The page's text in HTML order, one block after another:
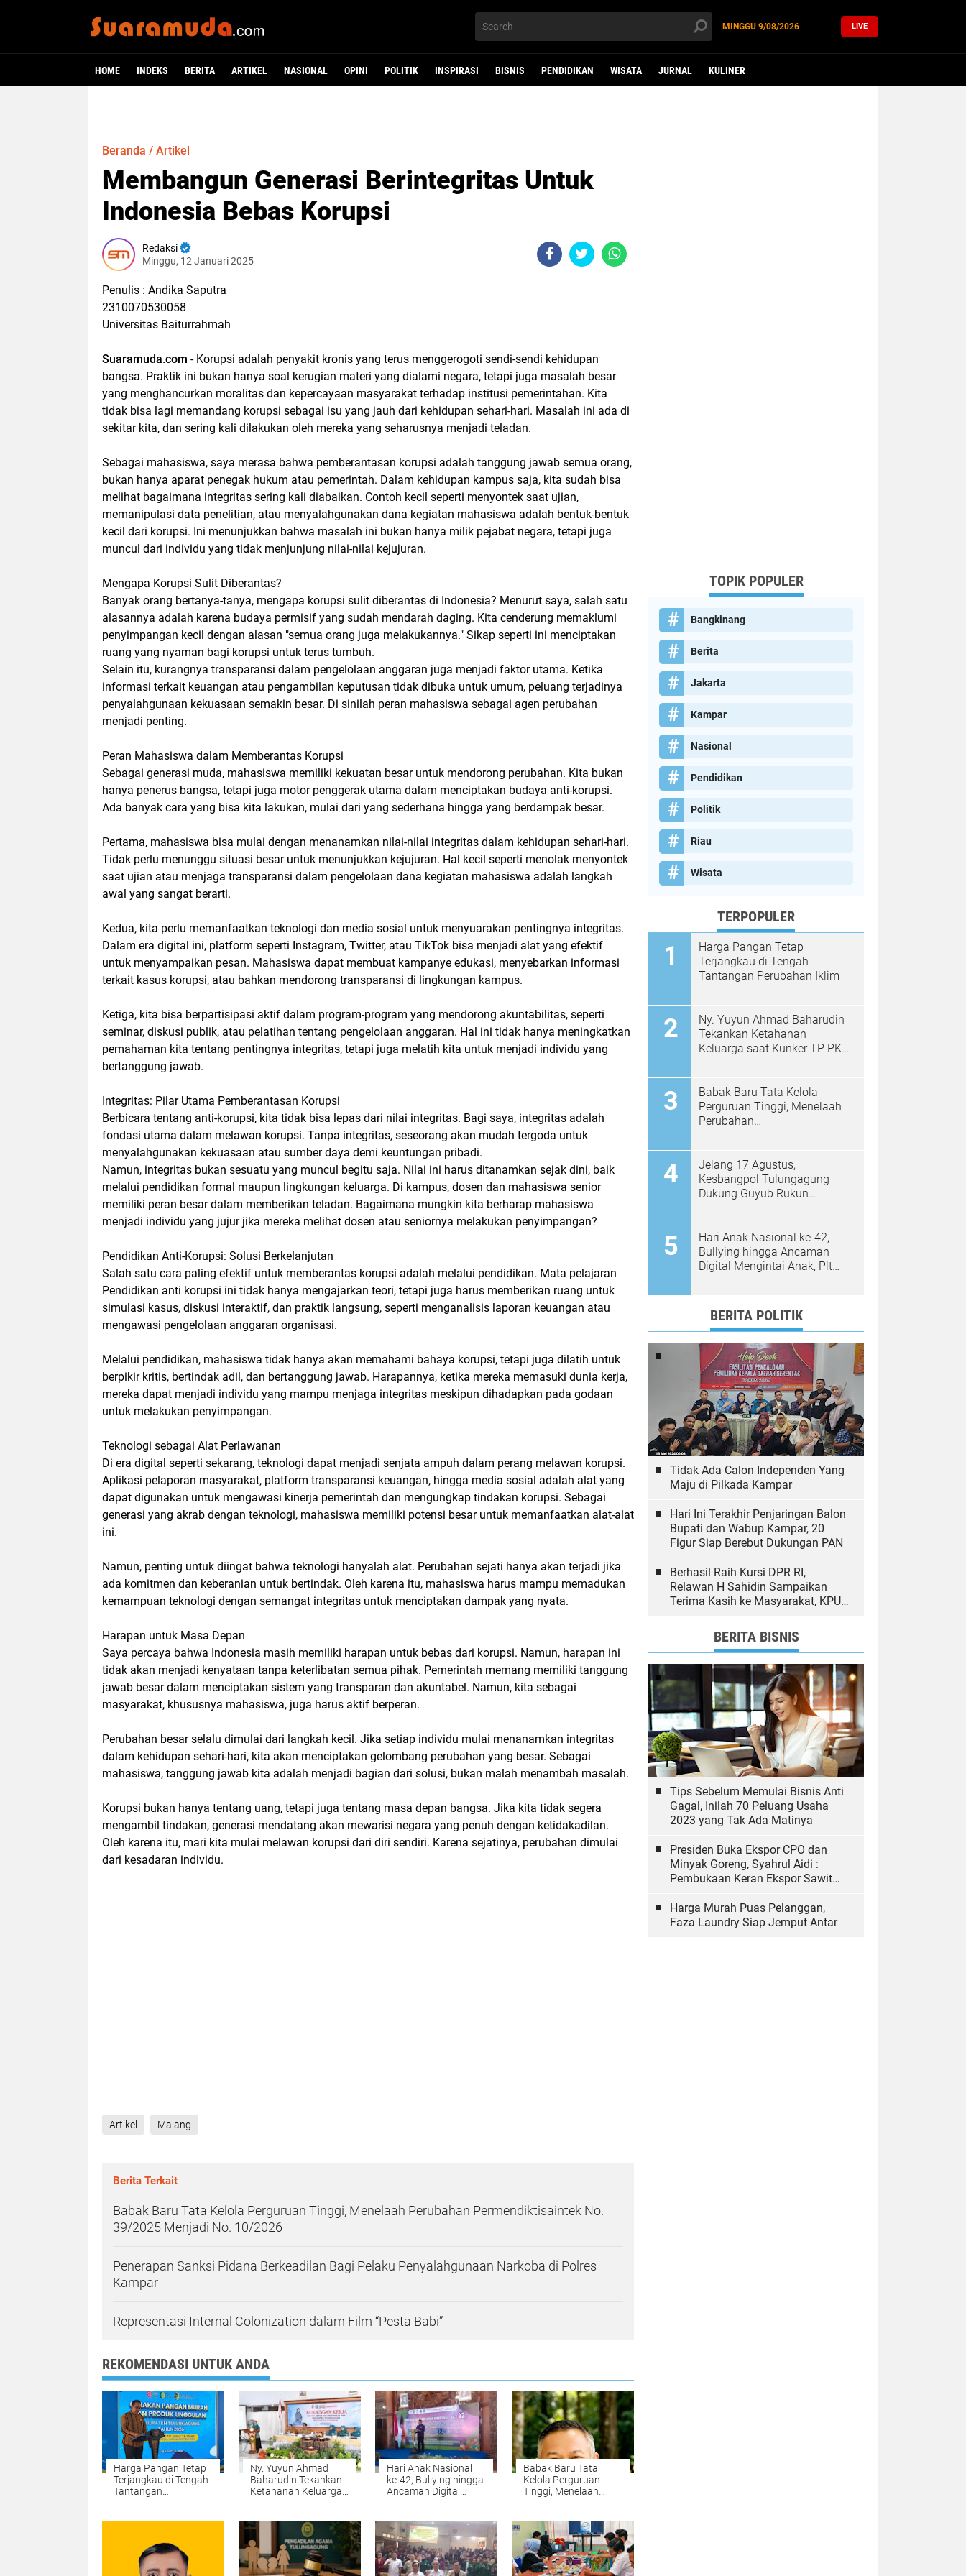
MINGGU 9/08/2026 LIVE
HOME INDEKS BERITA ARTIKEL NASIONAL OPINI POLITIK INSPIRASI BISNIS PENDIDIKAN WISATA JURNAL KULINER
Beranda / Artikel
Membangun Generasi Berintegritas Untuk
Indonesia Bebas Korupsi
Redaksi
Minggu, 12 Januari 2025
Penulis : Andika Saputra
2310070530058
Universitas Baiturrahmah
Suaramuda.com - Korupsi adalah penyakit kronis yang terus menggerogoti sendi-sendi kehidupan
bangsa. Praktik ini bukan hanya soal kerugian materi yang dialami negara, tetapi juga masalah besar
yang menghancurkan moralitas dan kepercayaan masyarakat terhadap institusi pemerintahan. Kita
tidak bisa lagi memandang korupsi sebagai isu yang jauh dari kehidupan sehari-hari. Masalah ini ada di
sekitar kita, dan sering kali dilakukan oleh mereka yang seharusnya menjadi teladan.
Sebagai mahasiswa, saya merasa bahwa pemberantasan korupsi adalah tanggung jawab semua orang,
bukan hanya aparat penegak hukum atau pemerintah. Dalam kehidupan kampus saja, kita sudah bisa
melihat bagaimana integritas sering kali diabaikan. Contoh kecil seperti menyontek saat ujian,
memanipulasi data penelitian, atau menyalahgunakan dana kegiatan mahasiswa adalah bentuk-bentuk
kecil dari korupsi. Ini menunjukkan bahwa masalah ini bukan hanya milik pejabat negara, tetapi juga
muncul dari individu yang tidak menjunjung nilai-nilai kejujuran.
Mengapa Korupsi Sulit Diberantas?
Banyak orang bertanya-tanya, mengapa korupsi sulit diberantas di Indonesia? Menurut saya, salah satu
alasannya adalah karena budaya permisif yang sudah mendarah daging. Kita cenderung memaklumi
penyimpangan kecil dengan alasan "semua orang juga melakukannya." Sikap seperti ini menciptakan
ruang yang nyaman bagi korupsi untuk terus tumbuh.
Selain itu, kurangnya transparansi dalam pengelolaan anggaran juga menjadi faktor utama. Ketika
informasi terkait keuangan atau pengambilan keputusan tidak dibuka untuk umum, peluang terjadinya
penyalahgunaan kekuasaan semakin besar. Di sinilah peran mahasiswa sebagai agen perubahan
menjadi penting.
Peran Mahasiswa dalam Memberantas Korupsi
Sebagai generasi muda, mahasiswa memiliki kekuatan besar untuk mendorong perubahan. Kita bukan
hanya penerus bangsa, tetapi juga motor penggerak utama dalam menciptakan budaya anti-korupsi.
Ada banyak cara yang bisa kita lakukan, mulai dari yang sederhana hingga yang berdampak besar.
Pertama, mahasiswa bisa mulai dengan menanamkan nilai-nilai integritas dalam kehidupan sehari-hari.
Tidak perlu menunggu situasi besar untuk menunjukkan kejujuran. Hal kecil seperti menolak menyontek
saat ujian atau menjaga transparansi dalam pengelolaan dana kegiatan mahasiswa adalah langkah
awal yang sangat berarti.
Kedua, kita perlu memanfaatkan teknologi dan media sosial untuk menyuarakan pentingnya integritas.
Dalam era digital ini, platform seperti Instagram, Twitter, atau TikTok bisa menjadi alat yang efektif
untuk menyampaikan pesan. Mahasiswa dapat membuat kampanye edukasi, menyebarkan informasi
terkait kasus korupsi, atau bahkan mendorong transparansi di lingkungan kampus.
Ketiga, kita bisa berpartisipasi aktif dalam program-program yang mendorong akuntabilitas, seperti
seminar, diskusi publik, atau pelatihan tentang pengelolaan anggaran. Hal ini tidak hanya meningkatkan
pemahaman kita tentang pentingnya integritas, tetapi juga melatih kita untuk menjadi individu yang
bertanggung jawab.
Integritas: Pilar Utama Pemberantasan Korupsi
Berbicara tentang anti-korupsi, kita tidak bisa lepas dari nilai integritas. Bagi saya, integritas adalah
fondasi utama dalam melawan korupsi. Tanpa integritas, seseorang akan mudah tergoda untuk
menyalahgunakan kekuasaan atau sumber daya demi keuntungan pribadi.
Namun, integritas bukan sesuatu yang muncul begitu saja. Nilai ini harus ditanamkan sejak dini, baik
melalui pendidikan formal maupun lingkungan keluarga. Di kampus, dosen dan mahasiswa senior
memiliki peran besar dalam memberikan teladan. Bagaimana mungkin kita berharap mahasiswa
menjadi individu yang jujur jika mereka melihat dosen atau seniornya melakukan penyimpangan?
Pendidikan Anti-Korupsi: Solusi Berkelanjutan
Salah satu cara paling efektif untuk memberantas korupsi adalah melalui pendidikan. Mata pelajaran
Pendidikan anti korupsi ini tidak hanya mengajarkan teori, tetapi juga harus memberikan ruang untuk
simulasi kasus, diskusi interaktif, dan praktik langsung, seperti menganalisis laporan keuangan atau
mengawasi pengelolaan anggaran organisasi.
Melalui pendidikan, mahasiswa tidak hanya akan memahami bahaya korupsi, tetapi juga dilatih untuk
berpikir kritis, bertindak adil, dan bertanggung jawab. Harapannya, ketika mereka memasuki dunia kerja,
mereka dapat menjadi individu yang mampu menjaga integritas meskipun dihadapkan pada godaan
untuk melakukan penyimpangan.
Teknologi sebagai Alat Perlawanan
Di era digital seperti sekarang, teknologi dapat menjadi senjata ampuh dalam perang melawan korupsi.
Aplikasi pelaporan masyarakat, platform transparansi keuangan, hingga media sosial adalah alat yang
dapat digunakan untuk mengawasi kinerja pemerintah dan mengungkap tindakan korupsi. Sebagai
generasi yang akrab dengan teknologi, mahasiswa memiliki potensi besar untuk memanfaatkan alat-alat
ini.
Namun, penting untuk diingat bahwa teknologi hanyalah alat. Perubahan sejati hanya akan terjadi jika
ada komitmen dan keberanian untuk bertindak. Oleh karena itu, mahasiswa harus mampu memadukan
kemampuan teknologi dengan semangat integritas untuk menciptakan dampak yang nyata.
Harapan untuk Masa Depan
Saya percaya bahwa Indonesia masih memiliki harapan untuk bebas dari korupsi. Namun, harapan ini
tidak akan menjadi kenyataan tanpa keterlibatan semua pihak. Pemerintah memang memiliki tanggung
jawab besar dalam menciptakan sistem yang transparan dan akuntabel. Namun, kita sebagai
masyarakat, khususnya mahasiswa, juga harus aktif berperan.
Perubahan besar selalu dimulai dari langkah kecil. Jika setiap individu mulai menanamkan integritas
dalam kehidupan sehari-hari, kita akan menciptakan gelombang perubahan yang besar. Sebagai
mahasiswa, tanggung jawab kita adalah menjadi bagian dari solusi, bukan malah menambah masalah.
Korupsi bukan hanya tentang uang, tetapi juga tentang masa depan bangsa. Jika kita tidak segera
mengambil tindakan, generasi mendatang akan mewarisi negara yang penuh dengan ketidakadilan.
Oleh karena itu, mari kita mulai melawan korupsi dari diri sendiri. Karena sejatinya, perubahan dimulai
dari kesadaran individu.
Artikel Malang
Berita Terkait
Babak Baru Tata Kelola Perguruan Tinggi, Menelaah Perubahan Permendiktisaintek No.
39/2025 Menjadi No. 10/2026
Penerapan Sanksi Pidana Berkeadilan Bagi Pelaku Penyalahgunaan Narkoba di Polres
Kampar
Representasi Internal Colonization dalam Film “Pesta Babi”
REKOMENDASI UNTUK ANDA
Harga Pangan Tetap
Terjangkau di Tengah
Tantangan
Ny. Yuyun Ahmad
Baharudin Tekankan
Ketahanan Keluarga
Hari Anak Nasional
ke-42, Bullying hingga
Ancaman Digital
Baharudin Ajak
Wujudkan
Tulungagung Ramah
Anak
Babak Baru Tata
Kelola Perguruan
Tinggi, Menelaah
No. 39/2025 Menjadi
No. 10/2026
TOPIK POPULER
Bangkinang
Berita
Jakarta
Kampar
Nasional
Pendidikan
Politik
Riau
Wisata
TERPOPULER
Harga Pangan Tetap
Terjangkau di Tengah
Tantangan Perubahan Iklim
Ny. Yuyun Ahmad Baharudin
Tekankan Ketahanan
Keluarga saat Kunker TP PKK
Babak Baru Tata Kelola
Perguruan Tinggi, Menelaah
Perubahan
Jelang 17 Agustus,
Kesbangpol Tulungagung
Dukung Guyub Rukun
Warga
Hari Anak Nasional ke-42,
Bullying hingga Ancaman
Digital Mengintai Anak, Plt
Ramah Anak
BERITA POLITIK
Tidak Ada Calon Independen Yang
Maju di Pilkada Kampar
Hari Ini Terakhir Penjaringan Balon
Bupati dan Wabup Kampar, 20
Figur Siap Berebut Dukungan PAN
Berhasil Raih Kursi DPR RI,
Relawan H Sahidin Sampaikan
Terima Kasih ke Masyarakat, KPU
BERITA BISNIS
Tips Sebelum Memulai Bisnis Anti
Gagal, Inilah 70 Peluang Usaha
2023 yang Tak Ada Matinya
Presiden Buka Ekspor CPO dan
Minyak Goreng, Syahrul Aidi :
Pembukaan Keran Ekspor Sawit
Harga Murah Puas Pelanggan,
Faza Laundry Siap Jemput Antar